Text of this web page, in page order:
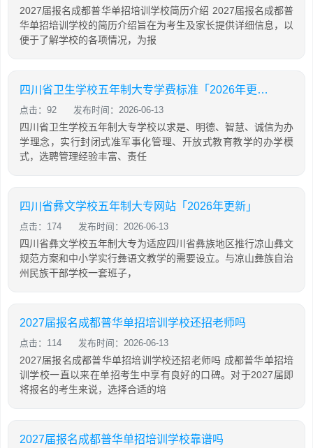
2027届报名成都普华单招培训学校简历介绍 2027届报名成都普
华单招培训学校的简历介绍旨在为考生及家长提供详细信息，以
便于了解学校的各项情况，为报
四川省卫生学校五年制大专学费标准「2026年更新」
点击：92 发布时间：2026-06-13
四川省卫生学校五年制大专学校以求是、明德、智慧、诚信为办
学理念，实行封闭式准军事化管理、开放式教育教学的办学模
式，选聘管理经验丰富、责任
四川省彝文学校五年制大专网站「2026年更新」
点击：174 发布时间：2026-06-13
四川省彝文学校五年制大专为适应四川省彝族地区推行凉山彝文
规范方案和中小学实行彝语文教学的需要设立。与凉山彝族自治
州民族干部学校一套班子，
2027届报名成都普华单招培训学校还招老师吗
点击：114 发布时间：2026-06-13
2027届报名成都普华单招培训学校还招老师吗 成都普华单招培
训学校一直以来在单招考生中享有良好的口碑。对于2027届即
将报名的考生来说，选择合适的培
2027届报名成都普华单招培训学校靠谱吗